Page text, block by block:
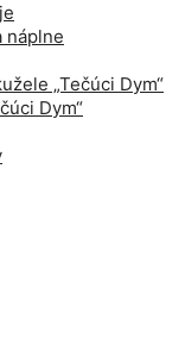
náplne
„Tečúci Dym“
Dym“